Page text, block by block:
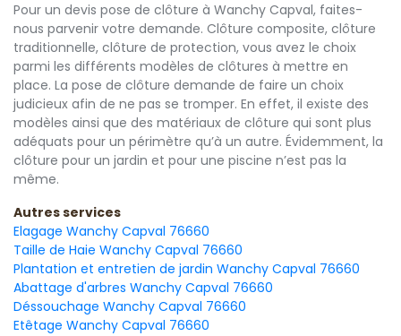
Pour un devis pose de clôture à Wanchy Capval, faites-
nous parvenir votre demande. Clôture composite, clôture
traditionnelle, clôture de protection, vous avez le choix
parmi les différents modèles de clôtures à mettre en
place. La pose de clôture demande de faire un choix
judicieux afin de ne pas se tromper. En effet, il existe des
modèles ainsi que des matériaux de clôture qui sont plus
adéquats pour un périmètre qu’à un autre. Évidemment, la
clôture pour un jardin et pour une piscine n’est pas la
même.
Autres services
Elagage Wanchy Capval 76660
Taille de Haie Wanchy Capval 76660
Plantation et entretien de jardin Wanchy Capval 76660
Abattage d'arbres Wanchy Capval 76660
Déssouchage Wanchy Capval 76660
Etêtage Wanchy Capval 76660